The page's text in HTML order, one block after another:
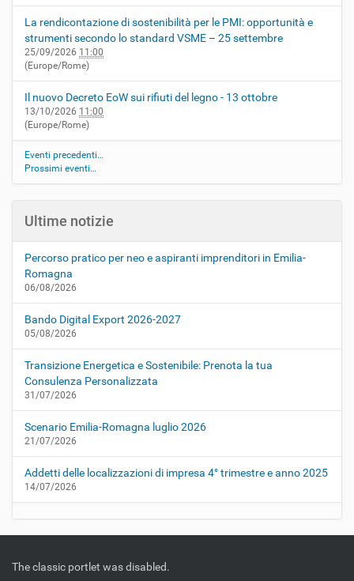
La rendicontazione di sostenibilità per le PMI: opportunità e
strumenti secondo lo standard VSME – 25 settembre
25/09/2026 11:00
(Europe/Rome)
Il nuovo Decreto EoW sui rifiuti del legno - 13 ottobre
13/10/2026 11:00
(Europe/Rome)
Eventi precedenti…
Prossimi eventi…
Ultime notizie
Percorso pratico per neo e aspiranti imprenditori in Emilia-
Romagna
06/08/2026
Bando Digital Export 2026-2027
05/08/2026
Transizione Energetica e Sostenibile: Prenota la tua
Consulenza Personalizzata
31/07/2026
Scenario Emilia-Romagna luglio 2026
21/07/2026
Addetti delle localizzazioni di impresa 4° trimestre e anno 2025
14/07/2026
The classic portlet was disabled.